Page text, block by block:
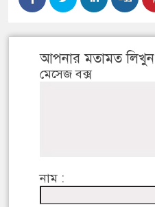
আপনার মতামত লিখুন
মেসেজ বক্স
নাম :